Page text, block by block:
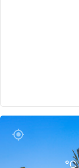
℃